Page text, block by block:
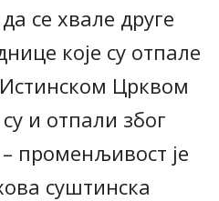
се хвале друге
које су отпале
Истинском Црквом
и отпали због
променљивост је
суштинска